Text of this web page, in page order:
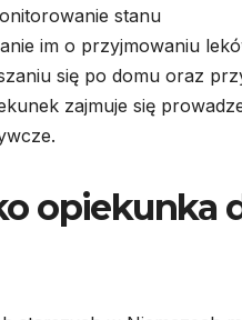
stanu
im o przyjmowaniu
się po domu oraz
zajmuje się
opiekunka